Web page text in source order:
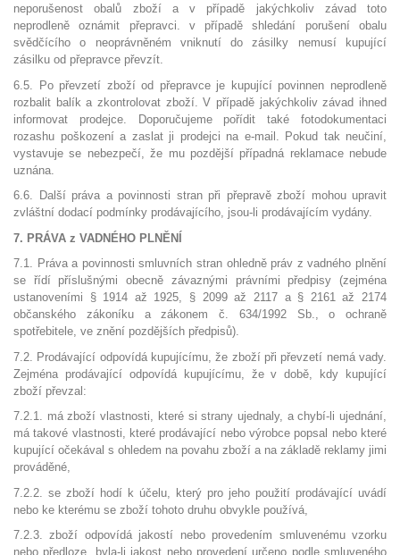
neporušenost obalů zboží a v případě jakýchkoliv závad toto
neprodleně oznámit přepravci. v případě shledání porušení obalu
svědčícího o neoprávněném vniknutí do zásilky nemusí kupující
zásilku od přepravce převzít.
6.5. Po převzetí zboží od přepravce je kupující povinnen neprodleně
rozbalit balík a zkontrolovat zboží. V případě jakýchkoliv závad ihned
informovat prodejce. Doporučujeme pořídit také fotodokumentaci
rozashu poškození a zaslat ji prodejci na e-mail. Pokud tak neučiní,
vystavuje se nebezpečí, že mu pozdější případná reklamace nebude
uznána.
6.6. Další práva a povinnosti stran při přepravě zboží mohou upravit
zvláštní dodací podmínky prodávajícího, jsou-li prodávajícím vydány.
7. PRÁVA z VADNÉHO PLNĚNÍ
7.1. Práva a povinnosti smluvních stran ohledně práv z vadného plnění
se řídí příslušnými obecně závaznými právními předpisy (zejména
ustanoveními § 1914 až 1925, § 2099 až 2117 a § 2161 až 2174
občanského zákoníku a zákonem č. 634/1992 Sb., o ochraně
spotřebitele, ve znění pozdějších předpisů).
7.2. Prodávající odpovídá kupujícímu, že zboží při převzetí nemá vady.
Zejména prodávající odpovídá kupujícímu, že v době, kdy kupující
zboží převzal:
7.2.1. má zboží vlastnosti, které si strany ujednaly, a chybí-li ujednání,
má takové vlastnosti, které prodávající nebo výrobce popsal nebo které
kupující očekával s ohledem na povahu zboží a na základě reklamy jimi
prováděné,
7.2.2. se zboží hodí k účelu, který pro jeho použití prodávající uvádí
nebo ke kterému se zboží tohoto druhu obvykle používá,
7.2.3. zboží odpovídá jakostí nebo provedením smluvenému vzorku
nebo předloze, byla-li jakost nebo provedení určeno podle smluveného